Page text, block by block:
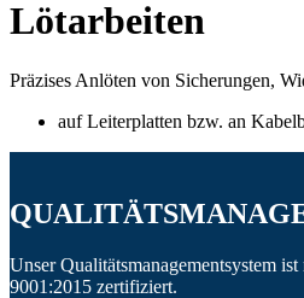
Lötarbeiten
Präzises Anlöten von Sicherungen,
auf Leiterplatten bzw. an
Unser Qualitätsmanagementsystem
9001:2015 zertifiziert.